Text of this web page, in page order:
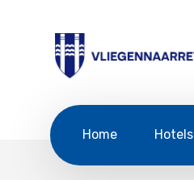
Home Hotels